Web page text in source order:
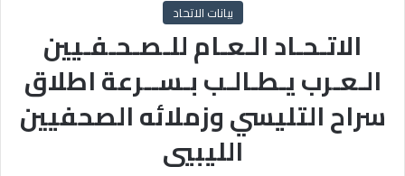
بيانات الاتحاد
الاتـحـاد الـعـام للـصـحـفـيين
الـعـرب يـطـالـب بـســرعة اطلاق
سراح التليسي وزملائه الصحفيين
الليبيي